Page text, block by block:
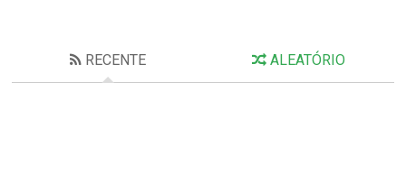
RECENTE ALEATÓRIO